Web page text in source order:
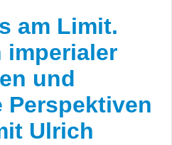
am Limit.
imperialer
und
Ulrich